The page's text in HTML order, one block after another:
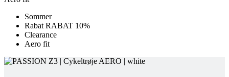
Sommer
Rabat RABAT 10%
Clearance
Aero fit